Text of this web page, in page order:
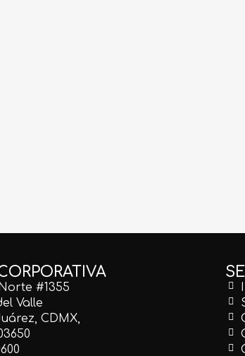
#1355
Valle
CDMX,